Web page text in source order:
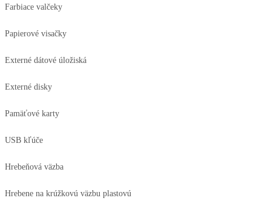
Farbiace valčeky
Papierové visačky
Externé dátové úložiská
Externé disky
Pamäťové karty
USB kľúče
Hrebeňová väzba
Hrebene na krúžkovú väzbu plastovú